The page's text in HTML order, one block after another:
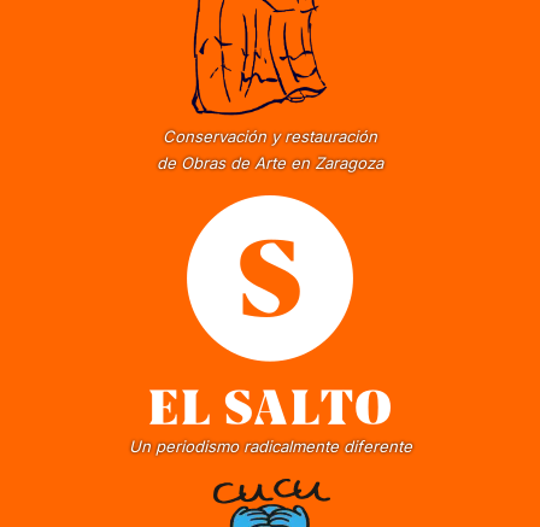
Conservación y restauración
de Obras de Arte en Zaragoza
Un periodismo radicalmente diferente